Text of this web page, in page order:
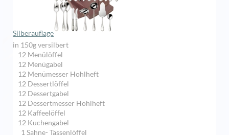
Silberauflage
in 150g versilbert
12 Menülöffel
12 Menügabel
12 Menümesser Hohlheft
12 Dessertlöffel
12 Dessertgabel
12 Dessertmesser Hohlheft
12 Kaffeelöffel
12 Kuchengabel
1 Sahne- Tassenlöffel